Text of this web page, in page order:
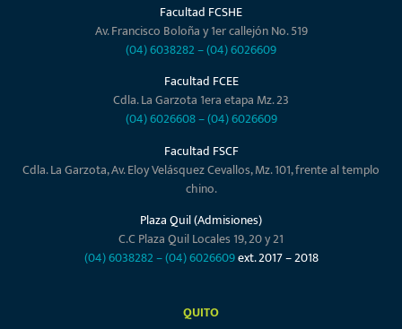
Facultad FCSHE
Av. Francisco Boloña y 1er callejón No. 519
(04) 6038282–(04) 6026609
Facultad FCEE
Cdla. La Garzota 1era etapa Mz. 23
(04) 6026608–(04) 6026609
Facultad FSCF
Cdla. La Garzota, Av. Eloy Velásquez Cevallos, Mz. 101, frente al templo
chino.
Plaza Quil (Admisiones)
C.C Plaza Quil Locales 19, 20 y 21
(04) 6038282–(04) 6026609ext. 2017 – 2018
QUITO